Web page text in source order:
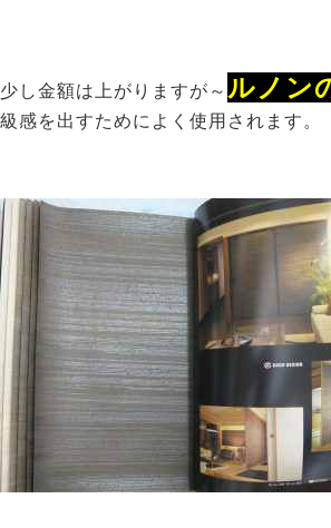
少し金額は上がりますが～ ルノン
級感を出すためによく使用されます。